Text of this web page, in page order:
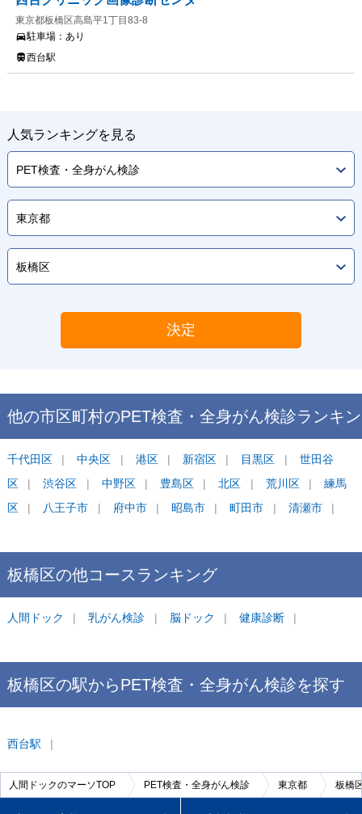
東京都板橋区高島平1丁目83-8
駐車場： あり
西台駅
人気ランキングを見る
決定
他の市区町村のPET検査・全身がん検診ランキン
グ
千代田区 中央区 港区 新宿区 目黒区
世田谷
区
渋谷区 中野区 豊島区 北区 荒川区
練馬
区
八王子市 府中市 昭島市 町田市 清瀬市
板橋区の他コースランキング
人間ドック 乳がん検診 脳ドック 健康診断
板橋区の駅からPET検査・全身がん検診を探す
西台駅
人間ドックのマーソTOP PET検査・全身がん検診 東京都 板橋